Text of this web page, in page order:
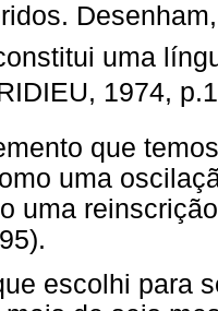
uma
1974,
que
uma
uma
escolhi para